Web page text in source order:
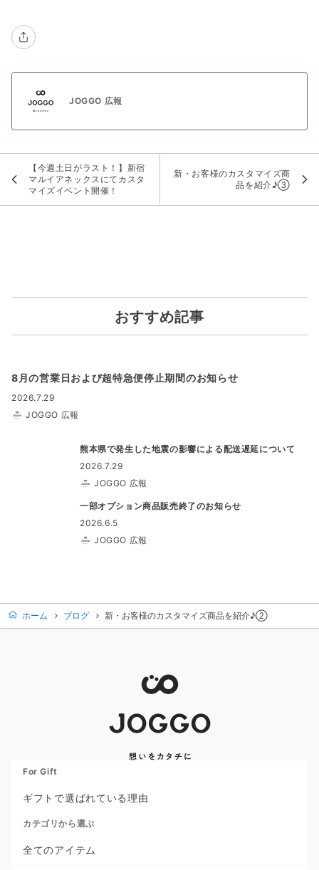
JOGGO 広報
【今週土日がラスト！】新宿
マルイアネックスにてカスタ
マイズイベント開催！
新・お客様のカスタマイズ商
品を紹介♪③
おすすめ記事
8月の営業日および超特急便停止期間のお知らせ
2026.7.29
JOGGO 広報
熊本県で発生した地震の影響による配送遅延について
2026.7.29
JOGGO 広報
一部オプション商品販売終了のお知らせ
2026.6.5
JOGGO 広報
ホーム ブログ 新・お客様のカスタマイズ商品を紹介♪②
For Gift
ギフトで選ばれている理由
カテゴリから選ぶ
全てのアイテム